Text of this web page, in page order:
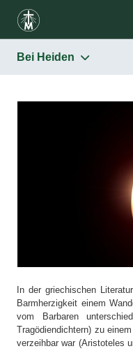
Bei Heiden
In der Theologie -
des menschlichen
Modelle der
In der Schule der
In der griechischen
Barmherzigkeit einem
vom Barbaren
Tragödiendichtern) zu
verzeihbar war (Aristoteles